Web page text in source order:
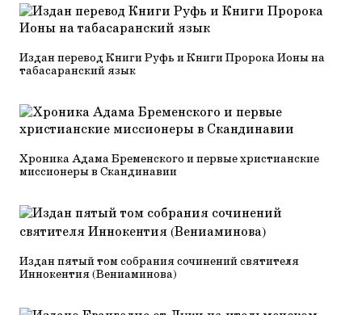
Издан перевод Книги Руфь и Книги Пророка Ионы на
табасаранский язык
Хроника Адама Бременского и первые христианские
миссионеры в Скандинавии
Издан пятый том собрания сочинений святителя
Иннокентия (Вениаминова)